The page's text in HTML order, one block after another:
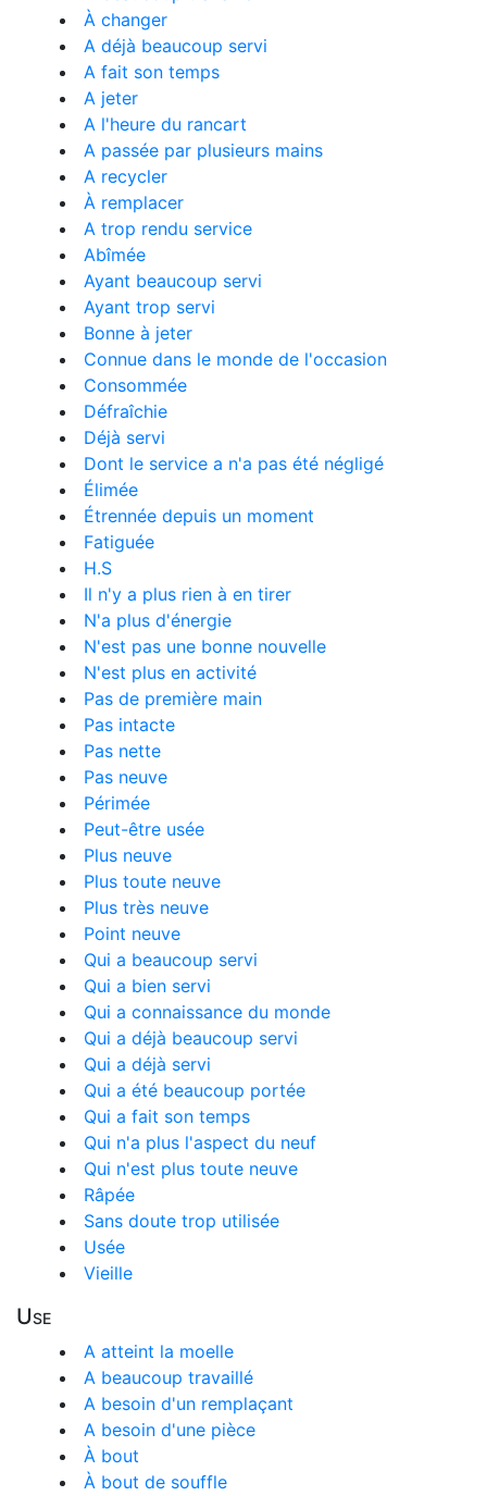
À changer
A déjà beaucoup servi
A fait son temps
A jeter
A l'heure du rancart
A passée par plusieurs mains
A recycler
À remplacer
A trop rendu service
Abîmée
Ayant beaucoup servi
Ayant trop servi
Bonne à jeter
Connue dans le monde de l'occasion
Consommée
Défraîchie
Déjà servi
Dont le service a n'a pas été négligé
Élimée
Étrennée depuis un moment
Fatiguée
H.S
Il n'y a plus rien à en tirer
N'a plus d'énergie
N'est pas une bonne nouvelle
N'est plus en activité
Pas de première main
Pas intacte
Pas nette
Pas neuve
Périmée
Peut-être usée
Plus neuve
Plus toute neuve
Plus très neuve
Point neuve
Qui a beaucoup servi
Qui a bien servi
Qui a connaissance du monde
Qui a déjà beaucoup servi
Qui a déjà servi
Qui a été beaucoup portée
Qui a fait son temps
Qui n'a plus l'aspect du neuf
Qui n'est plus toute neuve
Râpée
Sans doute trop utilisée
Usée
Vieille
Use
A atteint la moelle
A beaucoup travaillé
A besoin d'un remplaçant
A besoin d'une pièce
À bout
À bout de souffle